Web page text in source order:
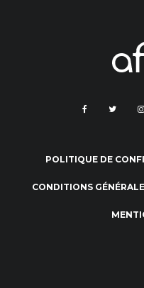
POLITIQUE DE
CONDITIONS